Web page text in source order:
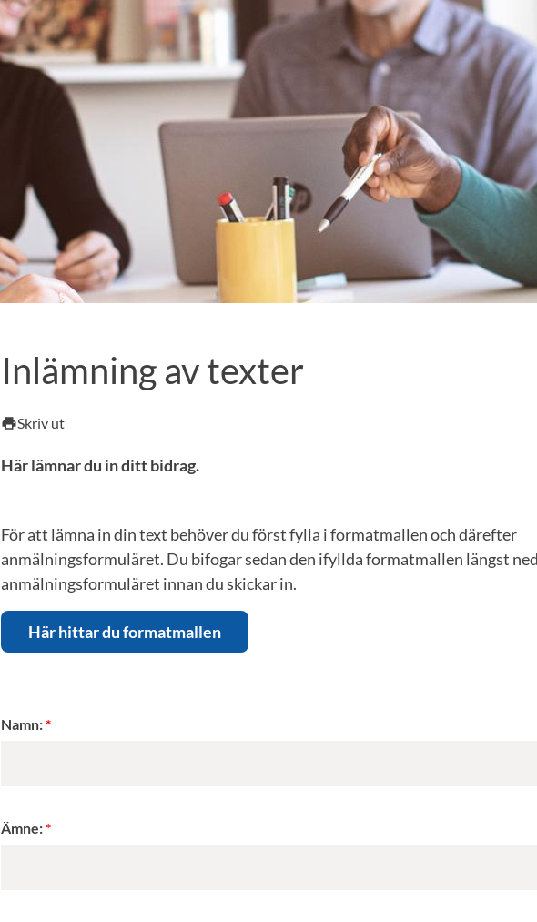
Inlämning av texter
printSkriv ut
Här lämnar du in ditt bidrag.
För att lämna in din text behöver du först fylla i formatmallen och därefter
anmälningsformuläret. Du bifogar sedan den ifyllda formatmallen längst
anmälningsformuläret innan du skickar in.
Här hittar du formatmallen
Namn:
Ämne: